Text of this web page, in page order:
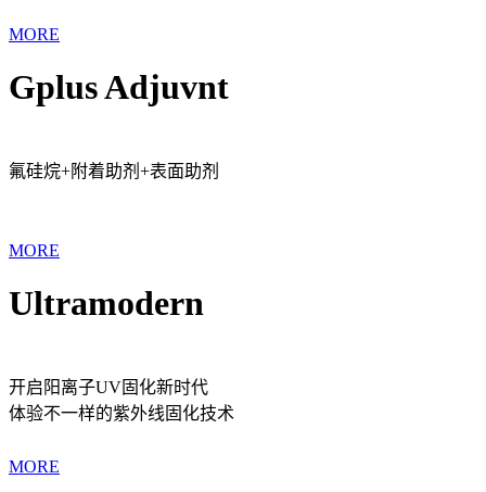
MORE
Gplus Adjuvnt
氟硅烷+附着助剂+表面助剂
MORE
Ultramodern
开启阳离子UV固化新时代
体验不一样的紫外线固化技术
MORE